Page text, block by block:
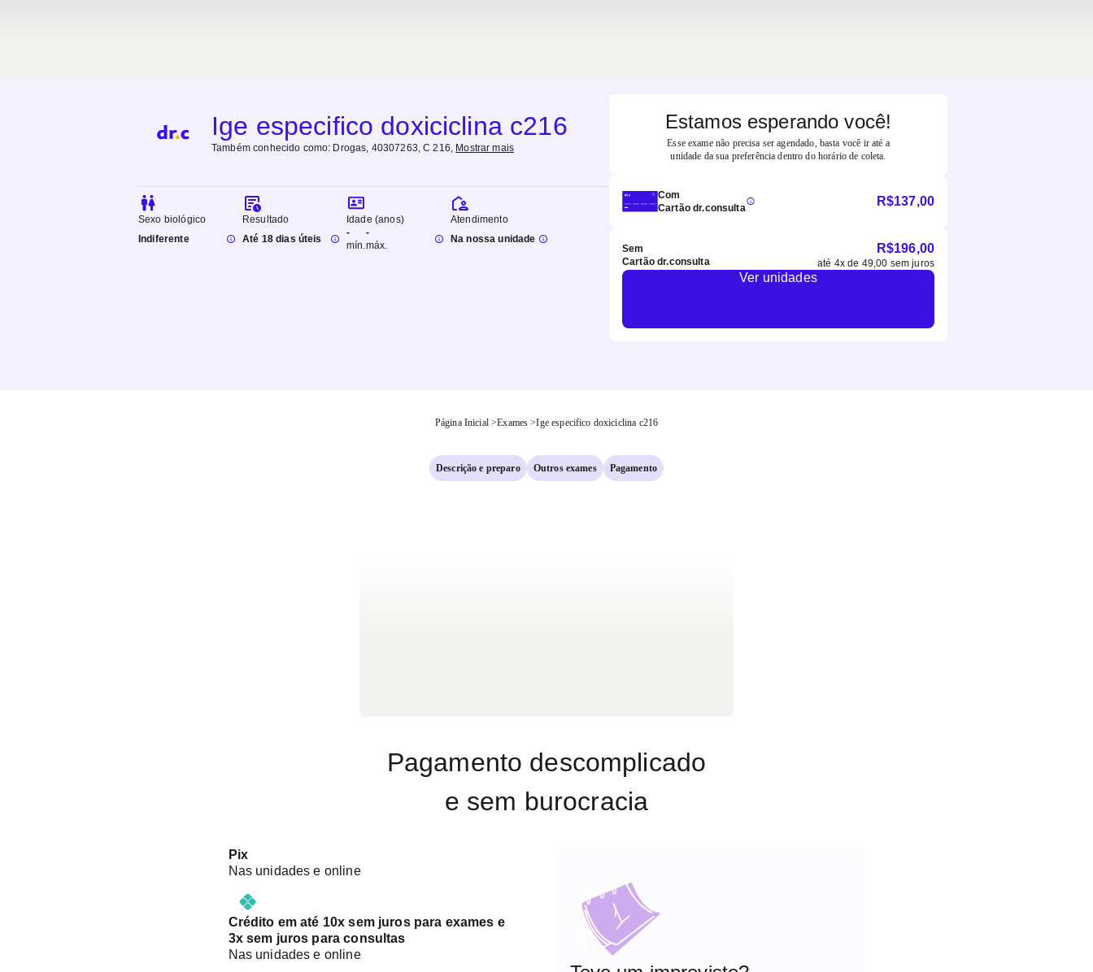
Ige especifico doxiciclina c216
Também conhecido como: Drogas, 40307263, C 216 Mostrar mais
Sexo biológico
Indiferente
Resultado
Até 18 dias úteis
Idade (anos)
-
mín.
-
máx.
Atendimento
Na nossa unidade
Estamos esperando você!
Esse exame não precisa ser agendado, basta você ir até a
unidade da sua preferência dentro do horário de coleta.
Com
Cartão dr.consulta
R$137,00
Sem
Cartão dr.consulta
R$196,00
até 4x de 49,00 sem juros
Ver unidades
Página Inicial >Exames >Ige especifico doxiciclina c216
Descrição e preparo Outros exames Pagamento
Pagamento descomplicado
e sem burocracia
Pix
Nas unidades e online
Crédito em até 10x sem juros para exames e
3x sem juros para consultas
Nas unidades e online